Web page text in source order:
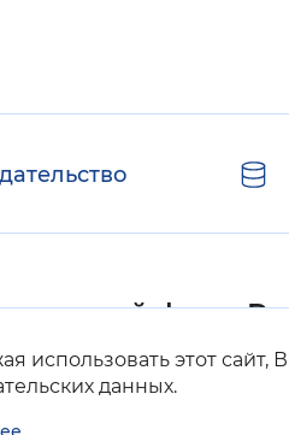
использовать этот сайт,
данных.